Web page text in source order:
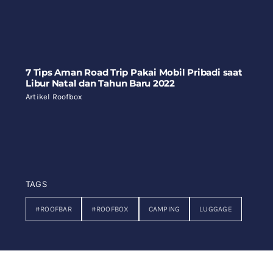
7 Tips Aman Road Trip Pakai Mobil Pribadi saat
Libur Natal dan Tahun Baru 2022
Artikel Roofbox
TAGS
#ROOFBAR #ROOFBOX CAMPING LUGGAGE